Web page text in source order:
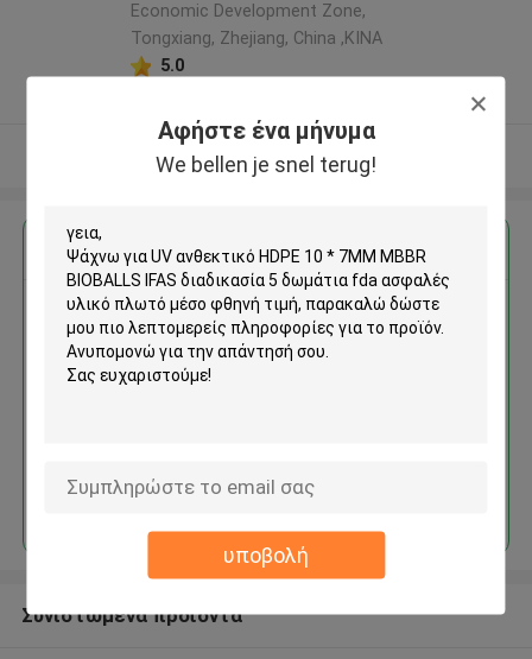
Αφήστε ένα μήνυμα
We bellen je snel terug!
υποβολή
Economic Development Zone,
Tongxiang, Zhejiang, China ,ΚΙΝΑ
5.0
Δείτε περισσότερων
Αποκτήστε την καλύτερη τιμή για
UV ανθεκτικό HDPE 10 * 7MM
MBBR BIOBALLS IFAS
διαδικασία 5 δωμάτια fda
Να συνεχίσει
Συνιστώμενα προϊόντα